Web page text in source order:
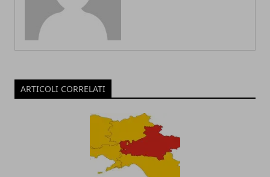
ARTICOLI CORRELATI